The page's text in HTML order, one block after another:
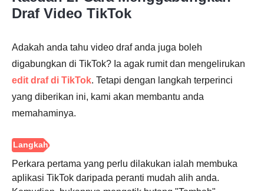
Draf Video TikTok
Adakah anda tahu video draf anda juga boleh
digabungkan di TikTok? Ia agak rumit dan mengelirukan
edit draf di TikTok. Tetapi dengan langkah terperinci
yang diberikan ini, kami akan membantu anda
memahaminya.
Perkara pertama yang perlu dilakukan ialah membuka
aplikasi TikTok daripada peranti mudah alih anda.